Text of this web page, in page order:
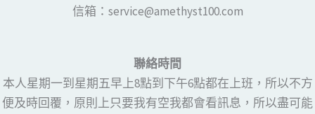
​​信箱：service@amethyst100.com
聯絡時間
本人星期一到星期五早上8點到下午6點都在上班，所以不方
便及時回覆，原則上只要我有空我都會看訊息，所以盡可能